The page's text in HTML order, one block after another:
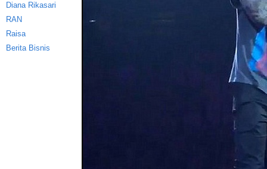
Diana Rikasari
RAN
Raisa
Berita Bisnis